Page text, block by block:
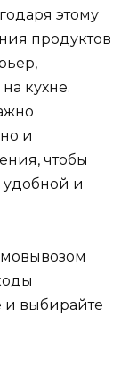
этому
продуктов
кухне.
и
чтобы
удобной и
и выбирайте